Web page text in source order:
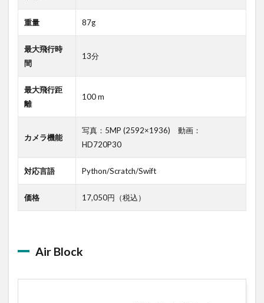
重量 87g
最大飛行時
間
13分
最大飛行距
離
100 m
カメラ機能
写真：5MP (2592×1936) 動画：
HD720P30
対応言語 Python/Scratch/Swift
価格 17,050円（税込）
Air Block